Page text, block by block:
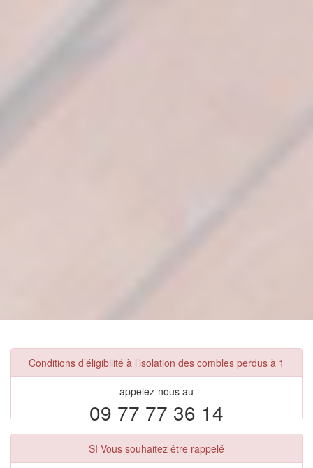
Conditions d’éligibilité à l’isolation des combles perdus à 1
appelez-nous au
09 77 77 36 14
SI Vous souhaitez être rappelé